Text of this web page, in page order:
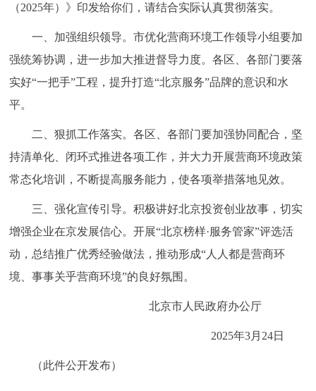
走进北京
人文北京
绿色北京 图说北京 视频北京
ENGLISH 한국어 日本語
DEUTSCH FRANÇAIS РУССКИЙ ЯЗЫК
ITALIANO
回到顶部
（2025年）》印发给你们，请结合实际认真贯彻落实。
一、加强组织领导。市优化营商环境工作领导小组要加
强统筹协调，进一步加大推进督导力度。各区、各部门要落
实好“一把手”工程，提升打造“北京服务”品牌的意识和水
平。
二、狠抓工作落实。各区、各部门要加强协同配合，坚
持清单化、闭环式推进各项工作，并大力开展营商环境政策
常态化培训，不断提高服务能力，使各项举措落地见效。
三、强化宣传引导。积极讲好北京投资创业故事，切实
增强企业在京发展信心。开展“北京榜样·服务管家”评选活
动，总结推广优秀经验做法，推动形成“人人都是营商环
境、事事关乎营商环境”的良好氛围。
北京市人民政府办公厅
2025年3月24日
（此件公开发布）